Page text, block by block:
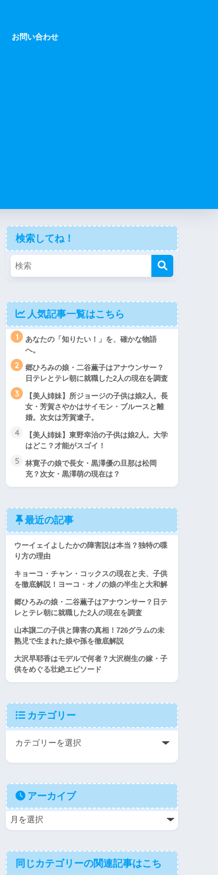
お問い合わせ
検索してね！
人気記事一覧はこちら
1
あなたの「知りたい！」を、確かな物語
へ。
2
郷ひろみの娘・二谷薫子はアナウンサー？
日テレとテレ朝に就職した2人の現在を調査
3
【美人姉妹】所ジョージの子供は娘2人。長
女・芳賀さやかはサイモン・ブルースと離
婚。次女は芳賀遼子。
4
【美人姉妹】東野幸治の子供は娘2人。大学
はどこ？才能がスゴイ！
5
林寛子の娘で長女・黒澤優の旦那は松岡
充？次女・黒澤萌の現在は？
最近の記事
ウーイェイよしたかの障害説は本当？独特の喋
り方の理由
キョーコ・チャン・コックスの現在と夫、子供
を徹底解説！ヨーコ・オノの娘の半生と大和解
郷ひろみの娘・二谷薫子はアナウンサー？日テ
レとテレ朝に就職した2人の現在を調査
山本譲二の子供と障害の真相！726グラムの未
熟児で生まれた娘や孫を徹底解説
大沢早耶香はモデルで何者？大沢樹生の嫁・子
供をめぐる壮絶エピソード
カテゴリー
アーカイブ
同じカテゴリーの関連記事はこち